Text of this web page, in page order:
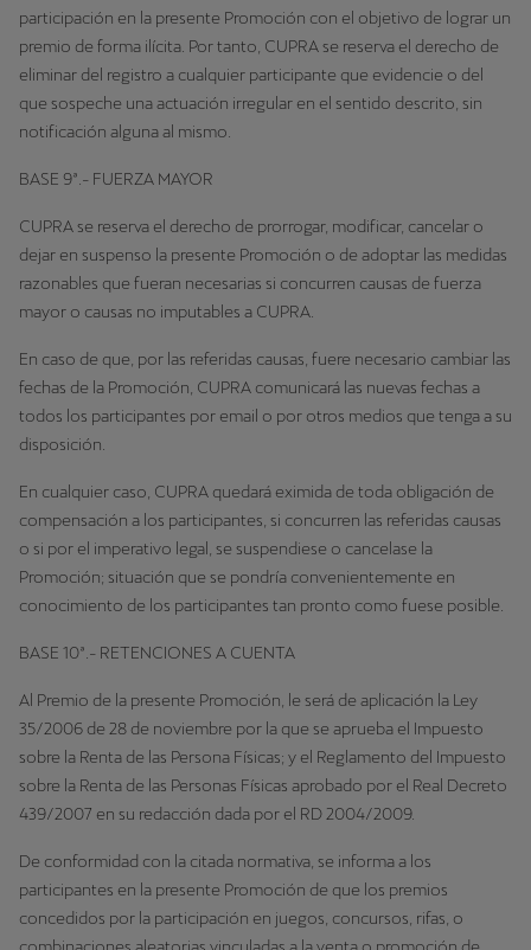
participación en la presente Promoción con el objetivo de lograr un
premio de forma ilícita. Por tanto, CUPRA se reserva el derecho de
eliminar del registro a cualquier participante que evidencie o del
que sospeche una actuación irregular en el sentido descrito, sin
notificación alguna al mismo.
BASE 9ª.- FUERZA MAYOR
CUPRA se reserva el derecho de prorrogar, modificar, cancelar o
dejar en suspenso la presente Promoción o de adoptar las medidas
razonables que fueran necesarias si concurren causas de fuerza
mayor o causas no imputables a CUPRA.
En caso de que, por las referidas causas, fuere necesario cambiar las
fechas de la Promoción, CUPRA comunicará las nuevas fechas a
todos los participantes por email o por otros medios que tenga a su
disposición.
En cualquier caso, CUPRA quedará eximida de toda obligación de
compensación a los participantes, si concurren las referidas causas
o si por el imperativo legal, se suspendiese o cancelase la
Promoción; situación que se pondría convenientemente en
conocimiento de los participantes tan pronto como fuese posible.
BASE 10ª.- RETENCIONES A CUENTA
Al Premio de la presente Promoción, le será de aplicación la Ley
35/2006 de 28 de noviembre por la que se aprueba el Impuesto
sobre la Renta de las Persona Físicas; y el Reglamento del Impuesto
sobre la Renta de las Personas Físicas aprobado por el Real Decreto
439/2007 en su redacción dada por el RD 2004/2009.
De conformidad con la citada normativa, se informa a los
participantes en la presente Promoción de que los premios
concedidos por la participación en juegos, concursos, rifas, o